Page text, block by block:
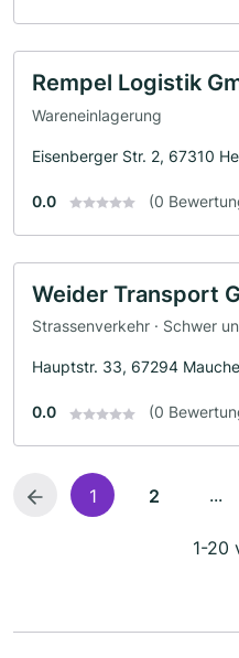
Rempel Logistik
Wareneinlagerung
Eisenberger Str. 2, 67310
0.0 (0
Weider Transport
Strassenverkehr · Schwer
Hauptstr. 33, 67294
0.0 (0
1 2 ...
1-20